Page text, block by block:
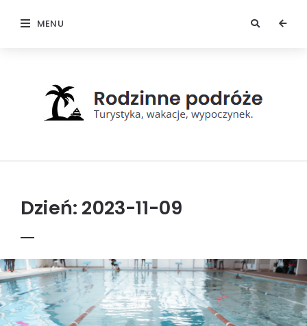
MENU
Dzień: 2023-11-09